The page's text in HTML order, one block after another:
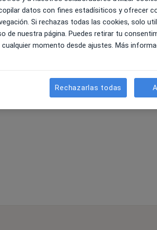
datos con fines estadísiticos y ofrecer
Si rechazas todas las cookies, solo
de nuestra página. Puedes retirar tu
momento desde ajustes. Más
Rechazarlas todas